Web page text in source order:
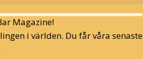
Magazine!
i världen. Du får våra senaste